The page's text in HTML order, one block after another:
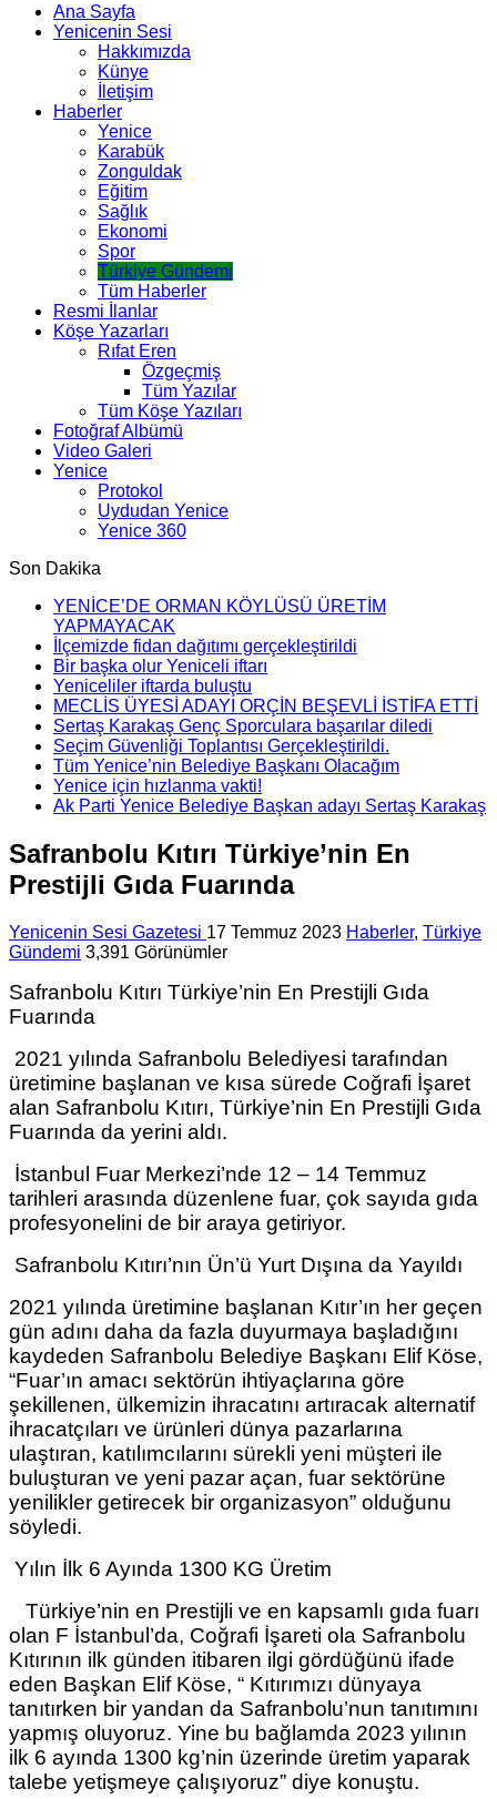
Ana Sayfa
Yenicenin Sesi
Hakkımızda
Künye
İletişim
Haberler
Yenice
Karabük
Zonguldak
Eğitim
Sağlık
Ekonomi
Spor
Türkiye Gündemi
Tüm Haberler
Resmi İlanlar
Köşe Yazarları
Rıfat Eren
Özgeçmiş
Tüm Yazılar
Tüm Köşe Yazıları
Fotoğraf Albümü
Video Galeri
Yenice
Protokol
Uydudan Yenice
Yenice 360
Son Dakika
YENİCE’DE ORMAN KÖYLÜSÜ ÜRETİM
YAPMAYACAK
İlçemizde fidan dağıtımı gerçekleştirildi
Bir başka olur Yeniceli iftarı
Yeniceliler iftarda buluştu
MECLİS ÜYESİ ADAYI ORÇİN BEŞEVLİ İSTİFA ETTİ
Sertaş Karakaş Genç Sporculara başarılar diledi
Seçim Güvenliği Toplantısı Gerçekleştirildi.
Tüm Yenice’nin Belediye Başkanı Olacağım
Yenice için hızlanma vakti!
Ak Parti Yenice Belediye Başkan adayı Sertaş Karakaş
Safranbolu Kıtırı Türkiye’nin En
Prestijli Gıda Fuarında
Yenicenin Sesi Gazetesi 17 Temmuz 2023 Haberler, Türkiye
Gündemi 3,391 Görünümler
Safranbolu Kıtırı Türkiye’nin En Prestijli Gıda
Fuarında
2021 yılında Safranbolu Belediyesi tarafından
üretimine başlanan ve kısa sürede Coğrafi İşaret
alan Safranbolu Kıtırı, Türkiye’nin En Prestijli Gıda
Fuarında da yerini aldı.
İstanbul Fuar Merkezi’nde 12 – 14 Temmuz
tarihleri arasında düzenlene fuar, çok sayıda gıda
profesyonelini de bir araya getiriyor.
Safranbolu Kıtırı’nın Ün’ü Yurt Dışına da Yayıldı
2021 yılında üretimine başlanan Kıtır’ın her geçen
gün adını daha da fazla duyurmaya başladığını
kaydeden Safranbolu Belediye Başkanı Elif Köse,
“Fuar’ın amacı sektörün ihtiyaçlarına göre
şekillenen, ülkemizin ihracatını artıracak alternatif
ihracatçıları ve ürünleri dünya pazarlarına
ulaştıran, katılımcılarını sürekli yeni müşteri ile
buluşturan ve yeni pazar açan, fuar sektörüne
yenilikler getirecek bir organizasyon” olduğunu
söyledi.
Yılın İlk 6 Ayında 1300 KG Üretim
Türkiye’nin en Prestijli ve en kapsamlı gıda fuarı
olan F İstanbul’da, Coğrafi İşareti ola Safranbolu
Kıtırının ilk günden itibaren ilgi gördüğünü ifade
eden Başkan Elif Köse, “ Kıtırımızı dünyaya
tanıtırken bir yandan da Safranbolu’nun tanıtımını
yapmış oluyoruz. Yine bu bağlamda 2023 yılının
ilk 6 ayında 1300 kg’nin üzerinde üretim yaparak
talebe yetişmeye çalışıyoruz” diye konuştu.